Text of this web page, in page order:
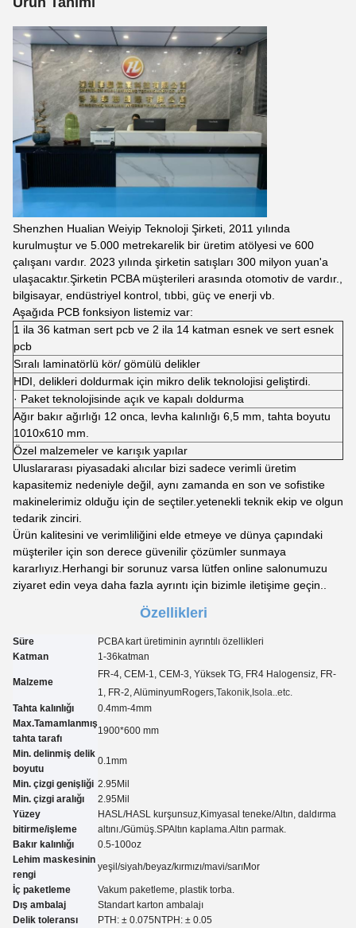
Shenzhen Hualian Weiyip Teknoloji Şirketi, 2011 yılında
kurulmuştur ve 5.000 metrekarelik bir üretim atölyesi ve 600
çalışanı vardır. 2023 yılında şirketin satışları 300 milyon yuan'a
ulaşacaktır.Şirketin PCBA müşterileri arasında otomotiv de vardır.,
bilgisayar, endüstriyel kontrol, tıbbi, güç ve enerji vb.
Aşağıda PCB fonksiyon listemiz var:
1 ila 36 katman sert pcb ve 2 ila 14 katman esnek ve sert esnek
pcb
Sıralı laminatörlü kör/ gömülü delikler
HDI, delikleri doldurmak için mikro delik teknolojisi geliştirdi.
· Paket teknolojisinde açık ve kapalı doldurma
Ağır bakır ağırlığı 12 onca, levha kalınlığı 6,5 mm, tahta boyutu
1010x610 mm.
Özel malzemeler ve karışık yapılar
Uluslararası piyasadaki alıcılar bizi sadece verimli üretim
kapasitemiz nedeniyle değil, aynı zamanda en son ve sofistike
makinelerimiz olduğu için de seçtiler.yetenekli teknik ekip ve olgun
tedarik zinciri.
Ürün kalitesini ve verimliliğini elde etmeye ve dünya çapındaki
müşteriler için son derece güvenilir çözümler sunmaya
kararlıyız.Herhangi bir sorunuz varsa lütfen online salonumuzu
ziyaret edin veya daha fazla ayrıntı için bizimle iletişime geçin..
Özellikleri
Süre
PCBA kart üretiminin ayrıntılı özellikleri
Katman
1-36katman
Malzeme
FR-4, CEM-1, CEM-3, Yüksek TG, FR4 Halogensiz, FR-
1, FR-2, AlüminyumRogers, Takonik ,Isola..etc.
Tahta kalınlığı
0.4mm-4mm
Max.Tamamlanmış
tahta tarafı
1900*600 mm
Min. delinmiş delik
boyutu
0. 1 mm
Min. çizgi genişliği 2.95Mil
Min. çizgi aralığı
2.95Mil
Yüzey
bitirme/işleme
HASL/HASL kurşunsuz,Kimyasal teneke/Altın, daldırma
altını. /Gümüş. SPAltın kaplama. Altın parmak.
Bakır kalınlığı
0.5-100oz
Lehim maskesinin
rengi
yeşil/siyah/beyaz/kırmızı/mavi/sarıMor
İç paketleme
Vakum paketleme, plastik torba.
Dış ambalaj
Standart karton ambalajı
Delik toleransı
PTH: ± 0.075NTPH: ± 0.05